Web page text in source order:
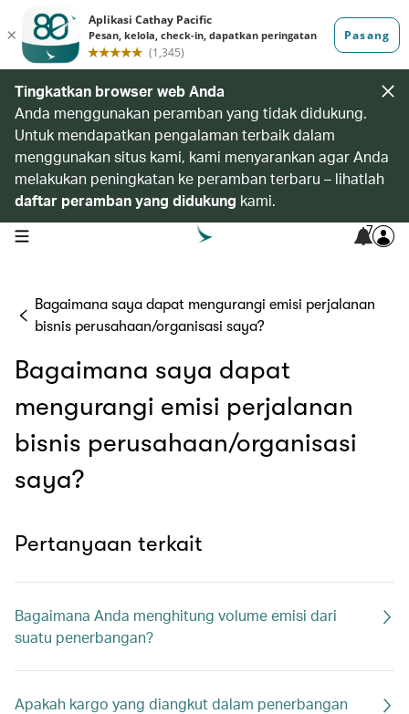
Tingkatkan browser web Anda
Anda menggunakan peramban yang tidak didukung.
Untuk mendapatkan pengalaman terbaik dalam
menggunakan situs kami, kami menyarankan agar Anda
melakukan peningkatan ke peramban terbaru – lihatlah
daftar peramban yang didukung kami.
open navigation menu 7
Bagaimana saya dapat mengurangi emisi perjalanan
bisnis perusahaan/organisasi saya?
Bagaimana saya dapat
mengurangi emisi perjalanan
bisnis perusahaan/organisasi
saya?
Pertanyaan terkait
Bagaimana Anda menghitung volume emisi dari
suatu penerbangan?
Apakah kargo yang diangkut dalam penerbangan